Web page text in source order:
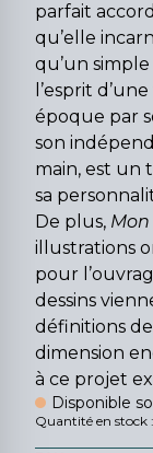
parfait
qu’elle
qu’un
l’esprit
époque par
son
main, est un
sa
De plus,
illustrations
pour
dessins
définitions
dimension
à ce projet
Disponible
Quantité en stock